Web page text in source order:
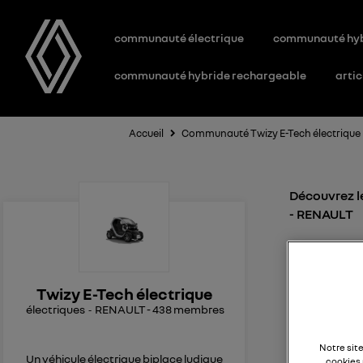
communauté électrique communauté
communauté hybride rechargeable
Accueil Communauté Twizy E-Tech électrique
Twizy E-Tech électrique
électriques RENAULT-438membres
Un véhicule électrique biplace ludique
Découvrez
- RENAULT
une
Notre